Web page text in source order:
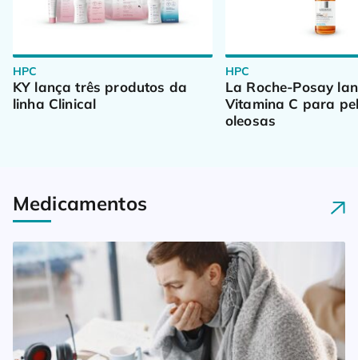
HPC
KY lança três produtos da
linha Clinical
HPC
La Roche-Posay
Vitamina C para
oleosas
Medicamentos